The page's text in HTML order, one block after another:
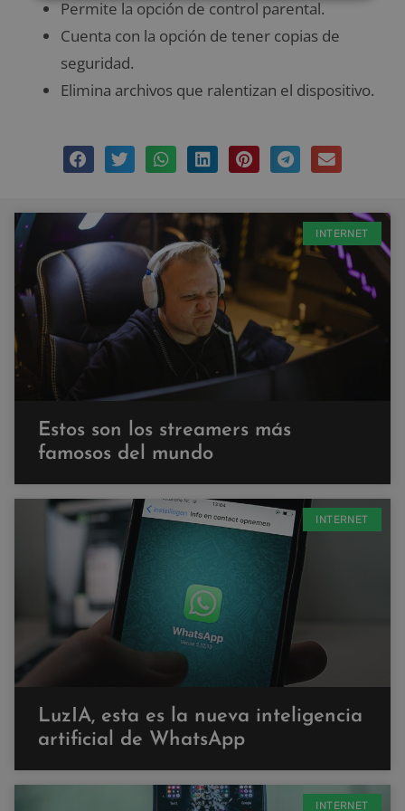
Permite la opción de control parental.
Cuenta con la opción de tener copias de
seguridad.
Elimina archivos que ralentizan el dispositivo.
INTERNET
Estos son los streamers más
famosos del mundo
INTERNET
LuzIA, esta es la nueva inteligencia
artificial de WhatsApp
INTERNET